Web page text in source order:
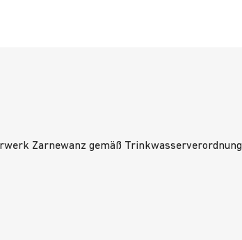
Zarnewanz gemäß Trinkwasserverordnung